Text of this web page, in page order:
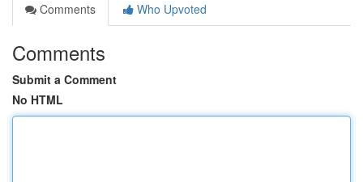
Comments
Who Upvoted
Comments
Submit a Comment
No HTML